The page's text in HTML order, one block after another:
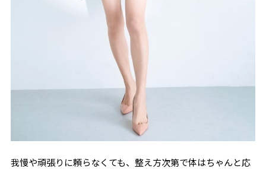
我慢や頑張りに頼らなくても、整え方次第で体はちゃんと応